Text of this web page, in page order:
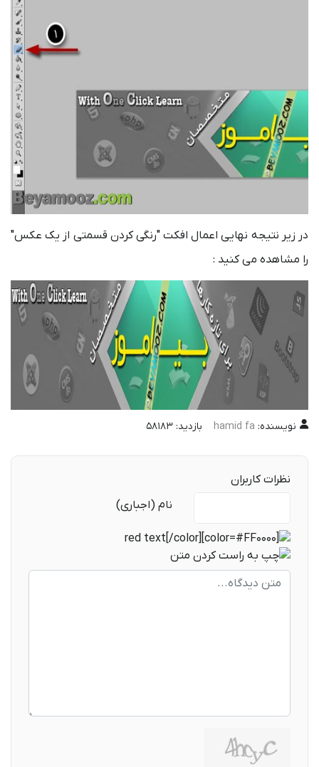
در زیر نتیجه نهایی اعمال افکت "رنگی کردن قسمتی از یک عکس"
را مشاهده می کنید :
نویسنده: hamid fa بازدید: 58183
نظرات کاربران
نام (اجباری)